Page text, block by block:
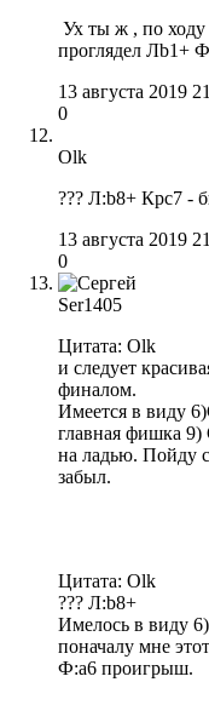
Ух ты ж , по
проглядел Лb1+
13 августа 2019
0
Olk
??? Л:b8+ Крс7 -
13 августа 2019
0
Ser1405
Цитата: Olk
и следует
финалом.
Имеется в виду
главная фишка 9)
на ладью. Пойду
забыл.
Цитата: Olk
??? Л:b8+
Имелось в виду
поначалу мне
Ф:а6 проигрыш.